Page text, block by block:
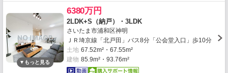
6380万円
2LDK+S（納戸）・3LDK
さいたま市浦和区神明
ＪＲ埼京線「北戸田」バス8分「公会堂入口」歩10分
土地 67.52m²・67.55m²
建物 85.9m²・93.76m²